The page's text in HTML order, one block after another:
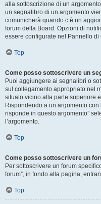
alla sottoscrizione di un
un segnalibro di un argomento
comunicherà quando c’è un
forum della Board. Opzioni di
essere configurate nel Pannello di
Top
Come posso sottoscrivere un
Puoi aggiungere ai segnalibri o
sul collegamento appropriato nel
situato vicino alla parte superiore
Rispondendo a un argomento
risponde in questo argomento”
l’argomento.
Top
Come posso sottoscrivere un
Per sottoscrivere un forum
forum”, in fondo alla pagina,
Top